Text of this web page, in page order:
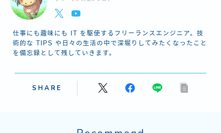
仕事にも趣味にも IT を駆使するフリーランスエンジニア。技
術的な TIPS や日々の生活の中で深堀りしてみたくなったこと
を備忘録として残していきます。
SHARE